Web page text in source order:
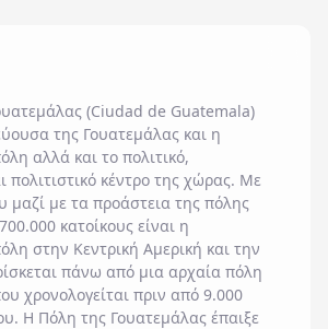
(Ciudad de Guatemala)
της Γουατεμάλας και η
αλλά και το πολιτικό,
πολιτιστικό κέντρο της χώρας. Με
με τα προάστεια της πόλης
κατοίκους είναι η
στην Κεντρική Αμερική και την
πάνω από μια αρχαία πόλη
χρονολογείται πριν από 9.000
Η Πόλη της Γουατεμάλας έπαιξε